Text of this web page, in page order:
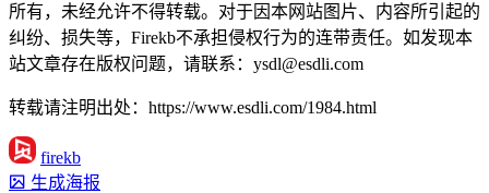
所有，未经允许不得转载。对于因本网站图片、内容所引起的
纠纷、损失等，Firekb不承担侵权行为的连带责任。如发现本
站文章存在版权问题，请联系：ysdl@esdli.com
转载请注明出处：https://www.esdli.com/1984.html
firekb
生成海报